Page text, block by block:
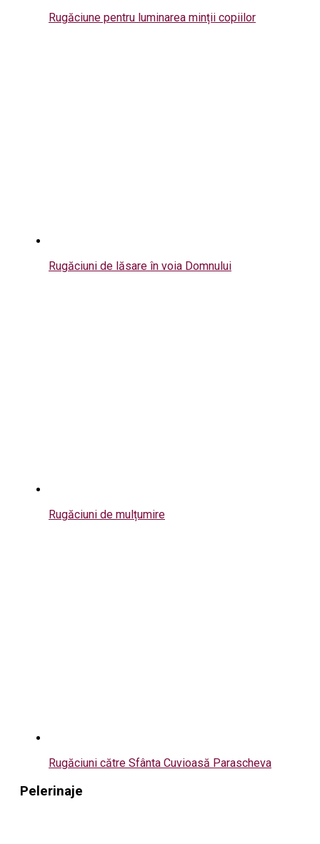
Rugăciune pentru luminarea minții copiilor
Rugăciuni de lăsare în voia Domnului
Rugăciuni de mulțumire
Rugăciuni către Sfânta Cuvioasă Parascheva
Pelerinaje